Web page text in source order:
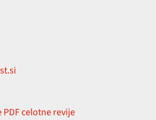
PDF celotne revije